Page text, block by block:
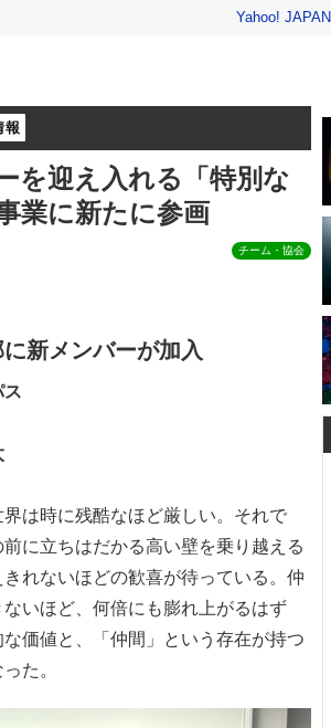
Yahoo! JAPAN
報
を迎え入れる「特別な
業に新たに参画
チーム・協会
新メンバーが加入
は時に残酷なほど厳しい。それで
に立ちはだかる高い壁を乗り越える
れないほどの歓喜が待っている。仲
いほど、何倍にも膨れ上がるはず
価値と、「仲間」という存在が持つ
た。